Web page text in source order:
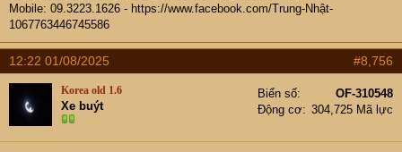
Mobile: 09.3223.1626 - https://www.facebook.com/Trung-Nhật-
1067763446745586
12:22 01/08/2025 #8,756
Korea old 1.6
Xe buýt
Biển số
OF-310548
Động cơ
304,725 Mã lực